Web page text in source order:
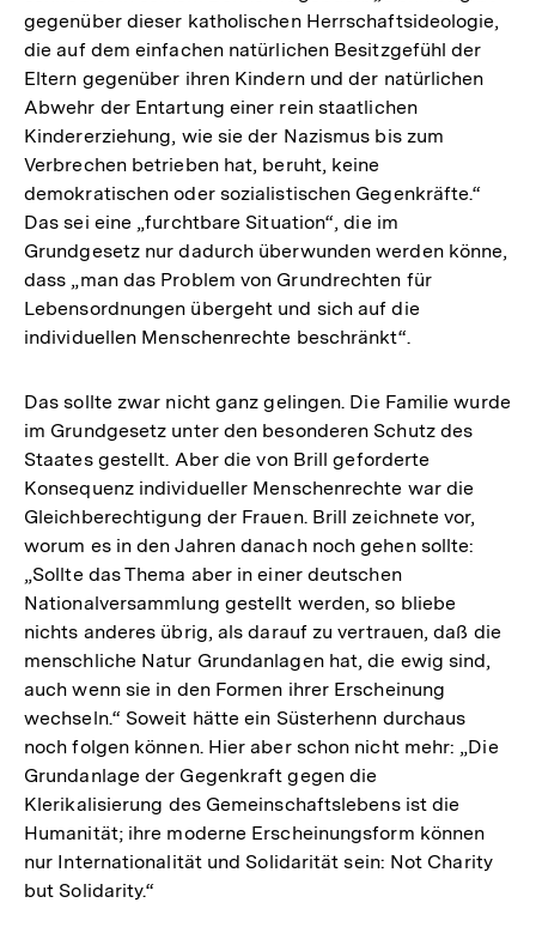
gegenüber dieser katholischen Herrschaftsideologie,
die auf dem einfachen natürlichen Besitzgefühl der
Eltern gegenüber ihren Kindern und der natürlichen
Abwehr der Entartung einer rein staatlichen
Kindererziehung, wie sie der Nazismus bis zum
Verbrechen betrieben hat, beruht, keine
demokratischen oder sozialistischen Gegenkräfte.“
Das sei eine „furchtbare Situation“, die im
Grundgesetz nur dadurch überwunden werden könne,
dass „man das Problem von Grundrechten für
Lebensordnungen übergeht und sich auf die
individuellen Menschenrechte beschränkt“.
Das sollte zwar nicht ganz gelingen. Die Familie wurde
im Grundgesetz unter den besonderen Schutz des
Staates gestellt. Aber die von Brill geforderte
Konsequenz individueller Menschenrechte war die
Gleichberechtigung der Frauen. Brill zeichnete vor,
worum es in den Jahren danach noch gehen sollte:
„Sollte das Thema aber in einer deutschen
Nationalversammlung gestellt werden, so bliebe
nichts anderes übrig, als darauf zu vertrauen, daß die
menschliche Natur Grundanlagen hat, die ewig sind,
auch wenn sie in den Formen ihrer Erscheinung
wechseln.“ Soweit hätte ein Süsterhenn durchaus
noch folgen können. Hier aber schon nicht mehr: „Die
Grundanlage der Gegenkraft gegen die
Klerikalisierung des Gemeinschaftslebens ist die
Humanität; ihre moderne Erscheinungsform können
nur Internationalität und Solidarität sein: Not Charity
but Solidarity.“